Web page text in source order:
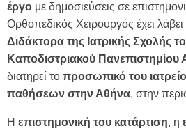
έργο με δημοσιεύσεις σε
Ορθοπεδικός Χειρουργός έχει λάβει
Διδάκτορα της Ιατρικής Σχολής
Καποδιστριακού
διατηρεί το προσωπικό του
παθήσεων στην Αθήνα, στην
Η επιστημονική του κατάρτιση, η